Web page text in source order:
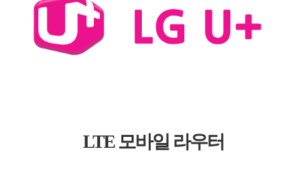
LTE 모바일 라우터